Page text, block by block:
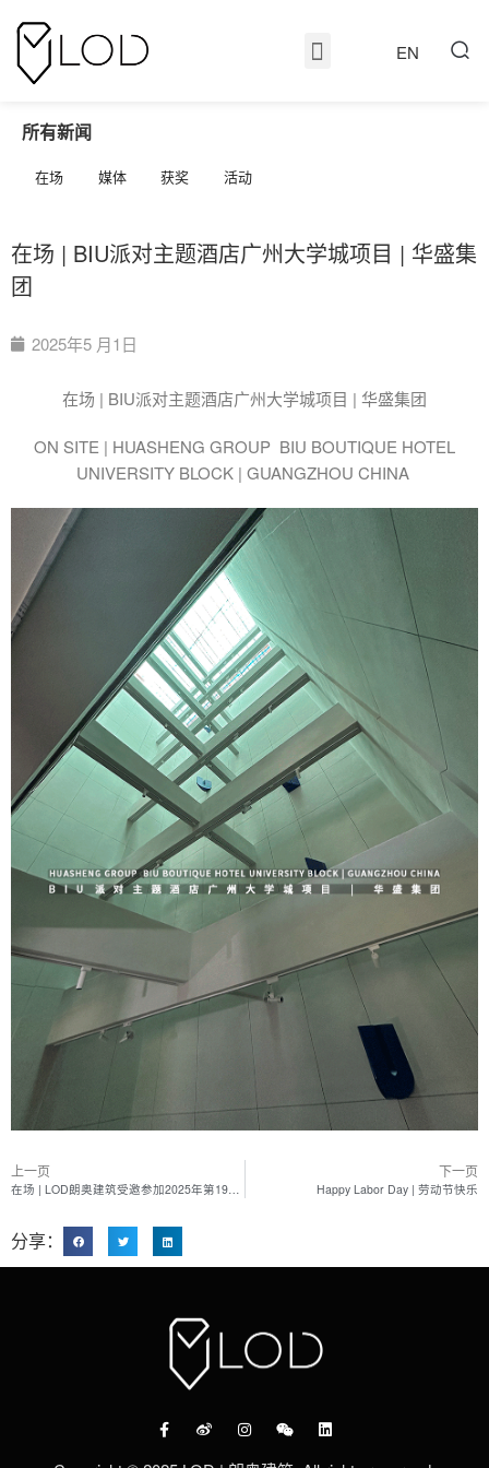
EN
所有新闻
在场 媒体 获奖 活动
在场 | BIU派对主题酒店广州大学城项目 | 华盛集
团
2025年5 月1日
在场 | BIU派对主题酒店广州大学城项目 | 华盛集团
ON SITE | HUASHENG GROUP BIU BOUTIQUE HOTEL
UNIVERSITY BLOCK | GUANGZHOU CHINA
上一页 下一页
Happy Labor Day | 劳动节快乐
分享：